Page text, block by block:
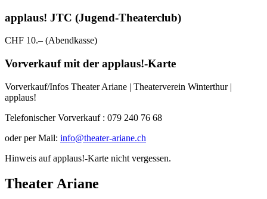
applaus! JTC (Jugend-Theaterclub)
CHF 10.– (Abendkasse)
Vorverkauf mit der applaus!-Karte
Vorverkauf/Infos Theater Ariane | Theaterverein Winterthur |
applaus!
Telefonischer Vorverkauf : 079 240 76 68
oder per Mail: info@theater-ariane.ch
Hinweis auf applaus!-Karte nicht vergessen.
Theater Ariane